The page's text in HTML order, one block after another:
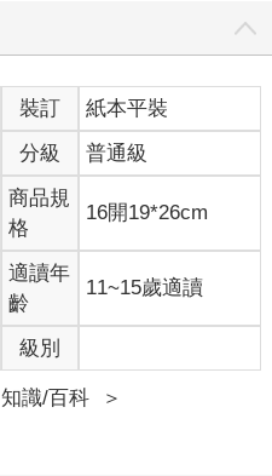
裝訂
紙本平裝
分級 普通級
商品規
格
16開19*26cm
適讀年
齡
11~15歲適讀
級別
知識/百科
＞